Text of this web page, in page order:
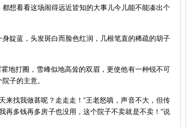
看看这场闹得远近皆知的大事儿今儿能不能凑出个
蓝，头发斑白而脸色红润，几根笔直的稀疏的胡子
打圈，雪峰似地高耸的双眉，更使他有一种锐不可
子的主意。
找我做甚呢？走走走！”王老怒嗔，声音不大，但传
再多钱再多房子也没用，这个院子不卖就是不卖！”说